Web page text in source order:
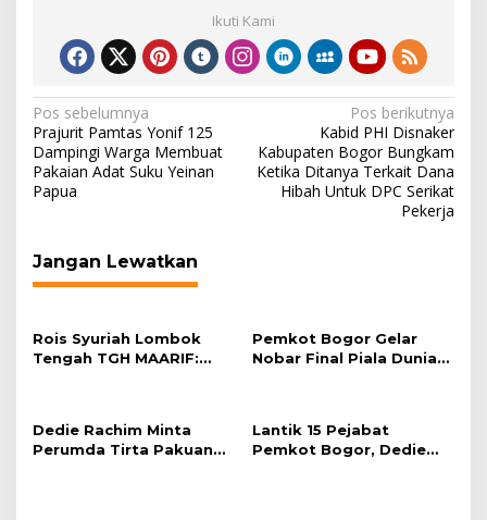
Ikuti Kami
Navigasi
pos
Pos sebelumnya
Prajurit Pamtas Yonif 125
Dampingi Warga Membuat
Pakaian Adat Suku Yeinan
Papua
Pos berikutnya
Kabid PHI Disnaker
Kabupaten Bogor Bungkam
Ketika Ditanya Terkait Dana
Hibah Untuk DPC Serikat
Pekerja
Jangan Lewatkan
Rois Syuriah Lombok
Tengah TGH MAARIF:
Pemkot Bogor Gelar
Nobar Final Piala Dunia
Dedie Rachim Minta
Perumda Tirta Pakuan
Lantik 15 Pejabat
Pemkot Bogor, Dedie